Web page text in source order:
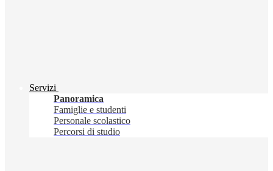
Servizi
Panoramica
Famiglie e studenti
Personale scolastico
Percorsi di studio